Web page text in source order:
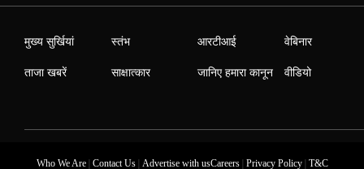
मुख्य सुर्खियां
ताजा खबरें
स्तंभ
साक्षात्कार
आरटीआई
जानिए हमारा कानून
वेबिनार
वीडियो
Who We Are| Contact Us| Advertise with usCareers| Privacy Policy| T&C